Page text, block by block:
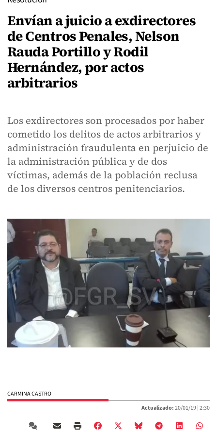
Envían a juicio a exdirectores
de Centros Penales, Nelson
Rauda Portillo y Rodil
Hernández, por actos
arbitrarios
Los exdirectores son procesados por haber
cometido los delitos de actos arbitrarios y
administración fraudulenta en perjuicio de
la administración pública y de dos
víctimas, además de la población reclusa
de los diversos centros penitenciarios.
CARMINA CASTRO
Actualizado:20/01/19 |2:30